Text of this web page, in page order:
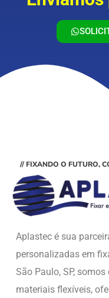
// FIXANDO O FUTURO,
Aplastec é sua
personalizadas em
São Paulo, SP,
materiais flexíveis,